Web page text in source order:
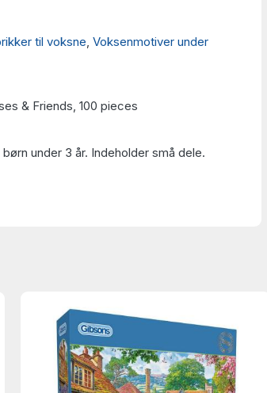
til voksne Voksenmotiver under
& Friends, 100 pieces
under 3 år. Indeholder små dele.